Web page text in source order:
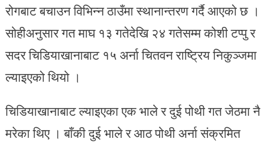
रोगबाट बचाउन विभिन्न ठाउँमा स्थानान्तरण गर्दै आएको छ ।
सोहीअनुसार गत माघ १३ गतेदेखि २४ गतेसम्म कोशी टप्पु र
सदर चिडियाखानाबाट १५ अर्ना चितवन राष्ट्रिय निकुञ्जमा
ल्याइएको थियो ।
चिडियाखानाबाट ल्याइएका एक भाले र दुई पोथी गत जेठमा नै
मरेका थिए । बाँकी दुई भाले र आठ पोथी अर्ना संक्रमित